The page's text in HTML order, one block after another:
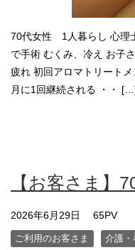
70代女性 1人暮らし 心理
で手術 むくみ、冷え お子
疲れ 初回アロマトリート
月に1回継続される ・・
【お客さま】
2026年6月29日 65PV
ご利用のお客さま 介護・